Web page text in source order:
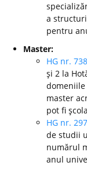
a
pentru
Master:
HG nr.
şi 2 la
master
pot fi
HG nr.
de studii
numărul
anul